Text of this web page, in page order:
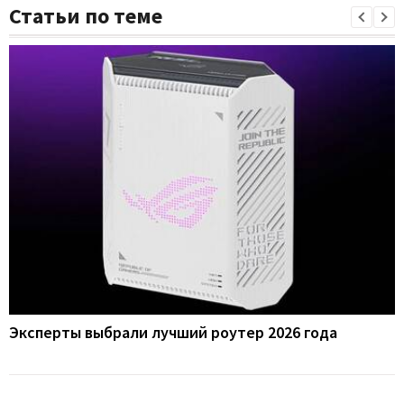
Статьи по теме
Эксперты выбрали лучший роутер 2026 года